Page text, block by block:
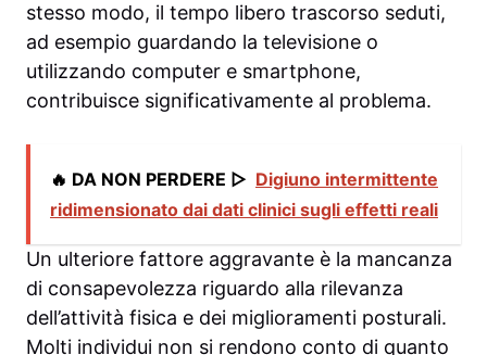
stesso modo, il tempo libero trascorso seduti,
ad esempio guardando la televisione o
utilizzando computer e smartphone,
contribuisce significativamente al problema.
🔥 DA NON PERDERE ▷ Digiuno intermittente
ridimensionato dai dati clinici sugli effetti reali
Un ulteriore fattore aggravante è la mancanza
di consapevolezza riguardo alla rilevanza
dell’attività fisica e dei miglioramenti posturali.
Molti individui non si rendono conto di quanto